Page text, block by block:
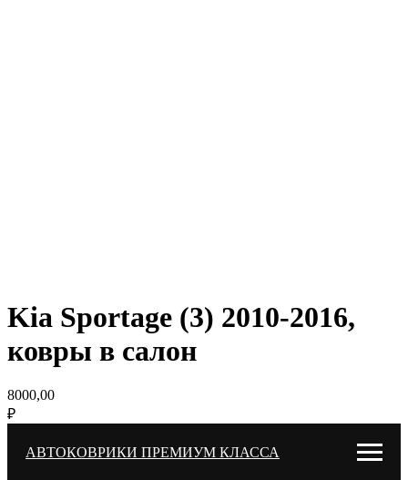
Kia Sportage (3) 2010-2016,
ковры в салон
8000,00
₽
АВТОКОВРИКИ ПРЕМИУМ КЛАССА